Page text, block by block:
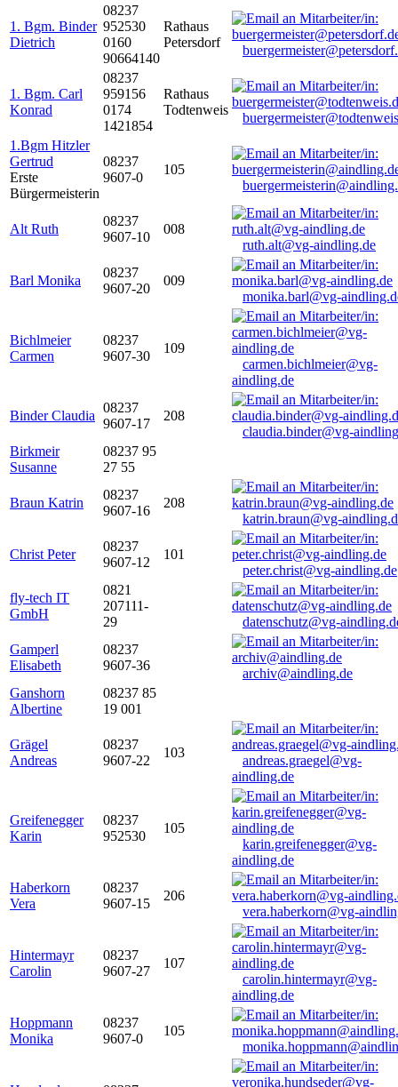
1. Bgm. Binder
Dietrich
08237
952530
0160
90664140
Rathaus
Petersdorf
1. Bgm. Carl
Konrad
08237
959156
0174
1421854
Rathaus
Todtenweis
1.Bgm Hitzler
Gertrud
Erste
Bürgermeisterin
08237
9607-0
105
Alt Ruth
08237
9607-10
008
ruth.alt@vg-aindling.de
Barl Monika
08237
9607-20
009
monika.barl@vg-
Bichlmeier
Carmen
08237
9607-30
109
carmen.bichlmeier@vg-
aindling.de
Binder Claudia
08237
9607-17
208
claudia.binder@vg-
Birkmeir
Susanne
08237 95
27 55
Braun Katrin
08237
9607-16
208
katrin.braun@vg-
Christ Peter
08237
9607-12
101
peter.christ@vg-aindling.de
fly-tech IT
GmbH
0821
207111-
29
datenschutz@vg-
Gamperl
Elisabeth
08237
9607-36
archiv@aindling.de
Ganshorn
Albertine
08237 85
19 001
Grägel
Andreas
08237
9607-22
103
andreas.graegel@vg-
aindling.de
Greifenegger
Karin
08237
952530
105
karin.greifenegger@vg-
aindling.de
Haberkorn
Vera
08237
9607-15
206
vera.haberkorn@vg-
Hintermayr
Carolin
08237
9607-27
107
carolin.hintermayr@vg-
aindling.de
Hoppmann
Monika
08237
9607-0
105